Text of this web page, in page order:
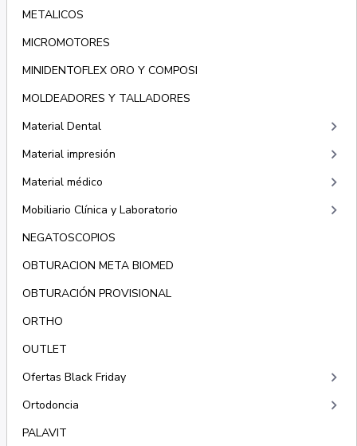
METALICOS
MICROMOTORES
MINIDENTOFLEX ORO Y COMPOSI
MOLDEADORES Y TALLADORES
Material Dental
keyboard_arrow_right
Material impresión keyboard_arrow_right
Material médico keyboard_arrow_right
Mobiliario Clínica y Laboratorio keyboard_arrow_right
NEGATOSCOPIOS
OBTURACION META BIOMED
OBTURACIÓN PROVISIONAL
ORTHO
OUTLET
Ofertas Black Friday
keyboard_arrow_right
Ortodoncia keyboard_arrow_right
PALAVIT